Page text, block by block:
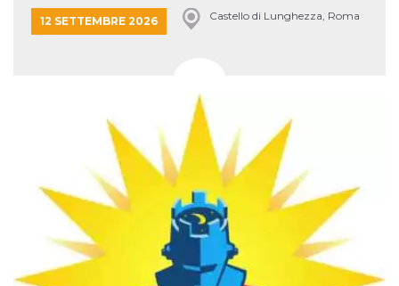
12 SETTEMBRE 2026 Castello di Lunghezza, Roma